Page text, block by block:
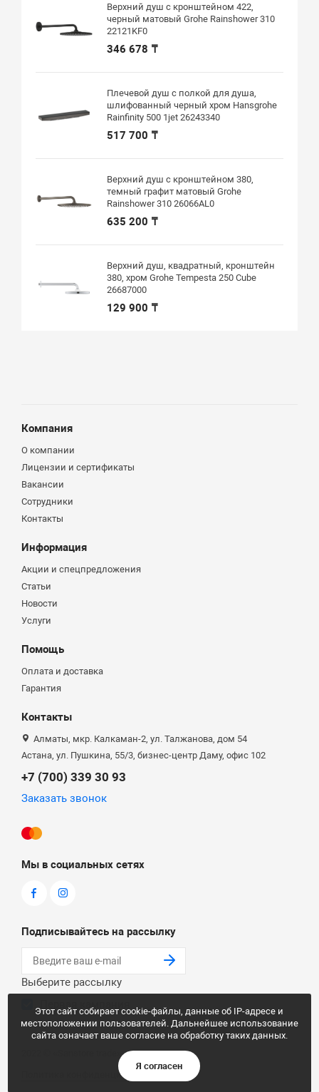
Верхний душ с кронштейном 422,
черный матовый Grohe Rainshower 310
22121KF0
346 678 ₸
Плечевой душ с полкой для душа,
шлифованный черный хром Hansgrohe
Rainfinity 500 1jet 26243340
517 700 ₸
Верхний душ с кронштейном 380,
темный графит матовый Grohe
Rainshower 310 26066AL0
635 200 ₸
Верхний душ, квадратный, кронштейн
380, хром Grohe Tempesta 250 Cube
26687000
129 900 ₸
Компания
О компании
Лицензии и сертификаты
Вакансии
Сотрудники
Контакты
Информация
Акции и спецпредложения
Статьи
Новости
Услуги
Помощь
Оплата и доставка
Гарантия
Контакты
Алматы, мкр. Калкаман-2, ул. Талжанова, дом 54
Астана, ул. Пушкина, 55/3, бизнес-центр Даму, офис 102
+7 (700) 339 30 93
Заказать звонок
Мы в социальных сетях
Подписывайтесь на рассылку
Выберите рассылку
Первая кампания
2022 © «Sanstore trade»
Политика конфиденциальности
Этот сайт собирает cookie-файлы, данные об IP-адресе и
местоположении пользователей. Дальнейшее использование
сайта означает ваше согласие на обработку таких данных.
Я согласен